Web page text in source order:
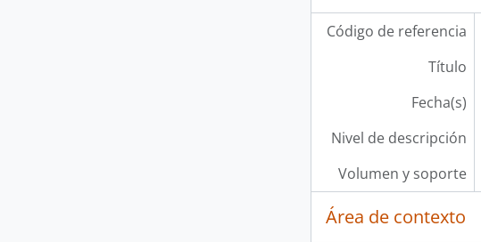
Código de referencia
Título
Fecha(s)
Nivel de descripción
Volumen y soporte
Área de contexto